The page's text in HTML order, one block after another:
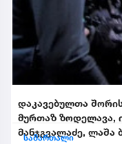
დაკავებულთა
მურთაზ ზოდელავა,
მანჯგვალაძე, ლაშა
სამართალი